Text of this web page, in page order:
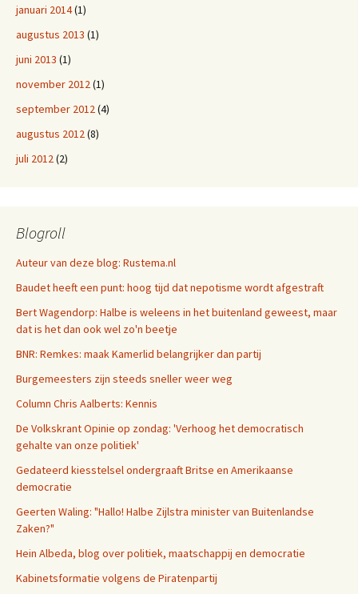
januari 2014(1)
augustus 2013 (1)
juni 2013 (1)
november 2012 (1)
september 2012 (4)
augustus 2012 (8)
juli 2012 (2)
Blogroll
Auteur van deze blog: Rustema.nl
Baudet heeft een punt: hoog tijd dat nepotisme wordt afgestraft
Bert Wagendorp: Halbe is weleens in het buitenland geweest, maar
dat is het dan ook wel zo'n beetje
BNR: Remkes: maak Kamerlid belangrijker dan partij
Burgemeesters zijn steeds sneller weer weg
Column Chris Aalberts: Kennis
De Volkskrant Opinie op zondag: 'Verhoog het democratisch
gehalte van onze politiek'
Gedateerd kiesstelsel ondergraaft Britse en Amerikaanse
democratie
Geerten Waling: "Hallo! Halbe Zijlstra minister van Buitenlandse
Zaken?"
Hein Albeda, blog over politiek, maatschappij en democratie
Kabinetsformatie volgens de Piratenpartij